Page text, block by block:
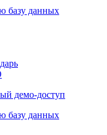
базу данных